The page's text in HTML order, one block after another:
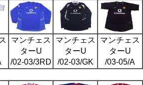
マンチェス
ターU
/02-03/3RD
マンチェス
ターU
/02-03/GK
マンチェス
ターU
/03-05/A